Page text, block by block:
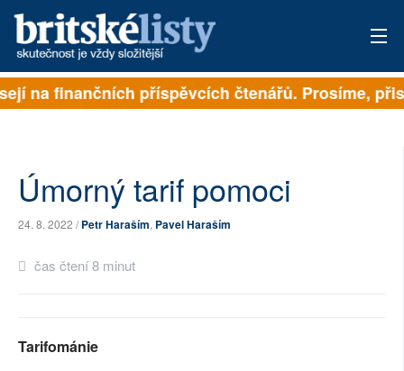
PŘIHLÁSIT
ARCHIV
ROZHOVORY
TÉMATA
AUTOŘI
na finančních příspěvcích čtenářů. Prosíme,
Úmorný tarif pomoci
24. 8. 2022 /Petr Haraším, Pavel Haraším
čas čtení 8 minut
Tarifománie